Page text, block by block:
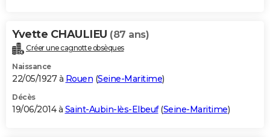
Yvette CHAULIEU (87 ans)
Créer une cagnotte obsèques
Naissance
22/05/1927 à Rouen (Seine-Maritime)
Décès
19/06/2014 à Saint-Aubin-lès-Elbeuf(Seine-Maritime)